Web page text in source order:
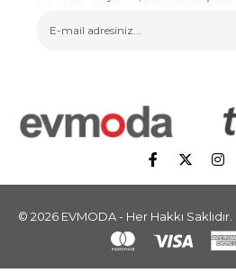
© 2026 EVMODA - Her Hakkı Saklıdır.